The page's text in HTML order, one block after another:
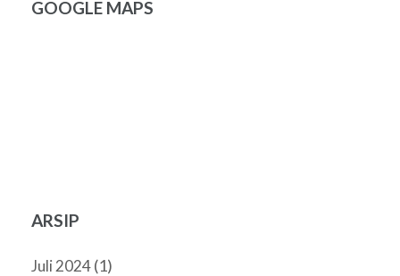
GOOGLE MAPS
ARSIP
Juli 2024(1)